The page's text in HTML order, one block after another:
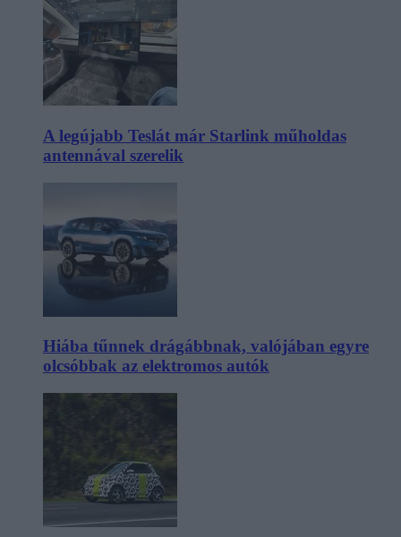
A legújabb Teslát már Starlink műholdas
antennával szerelik
Hiába tűnnek drágábbnak, valójában egyre
olcsóbbak az elektromos autók